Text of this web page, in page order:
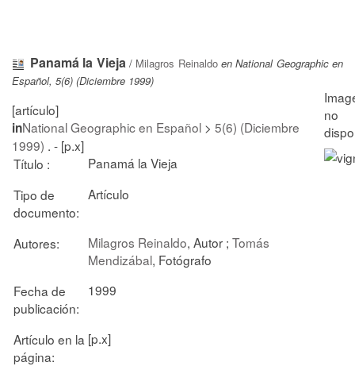
Panamá la Vieja/ Milagros Reinaldo en National Geographic en
Español, 5(6) (Diciembre 1999)
[artículo]
inNational Geographic en Español > 5(6) (Diciembre
1999) . - [p.x]
Título :
Panamá la Vieja
Tipo de
documento:
Artículo
Autores: Milagros Reinaldo, Autor ; Tomás
Mendizábal, Fotógrafo
Fecha de
publicación:
1999
Artículo en la
página:
[p.x]